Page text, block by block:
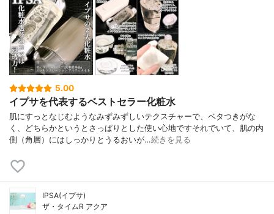
5.00
イプサを代表するベストセラー化粧水
肌にすっとなじむようなみずみずしいテクスチャーで、ベタつきがな
く、どちらかというとさっぱりとした使い心地ですそれでいて、肌の内
側（角層）にはしっかりとうるおいが…続きを見る
IPSA(イプサ)
ザ・タイムR アクア